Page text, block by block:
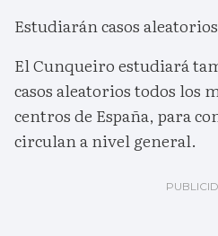
Estudiarán casos aleatorios
El Cunqueiro estudiará
casos aleatorios todos los
centros de España, para
circulan a nivel general.